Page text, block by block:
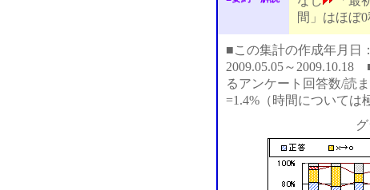
間」はほぼ0
■この集計の作成年月日
2009.05.05～
るアンケート回答数/読
=1.4%（時間については